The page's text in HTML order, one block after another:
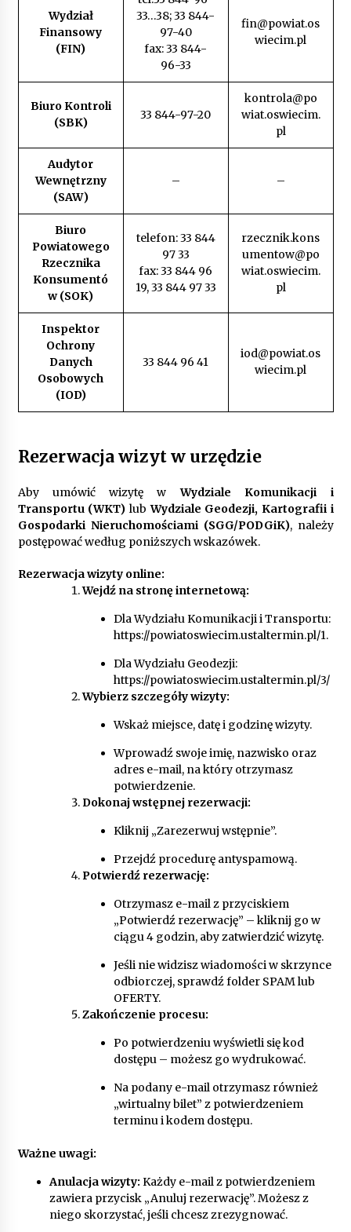
Wydział
Finansowy
(FIN)
33…38; 33 844-
97-40
fax: 33 844-
96-33
fin@powiat.os
wiecim.pl
Biuro Kontroli
(SBK)
33 844-97-20
kontrola@po
wiat.oswiecim.
pl
Audytor
Wewnętrzny
(SAW)
– –
Biuro
Powiatowego
Rzecznika
Konsumentó
w (SOK)
telefon: 33 844
97 33
fax: 33 844 96
19, 33 844 97 33
rzecznik.kons
umentow@po
wiat.oswiecim.
pl
Inspektor
Ochrony
Danych
Osobowych
(IOD)
33 844 96 41
iod@powiat.os
wiecim.pl
Rezerwacja wizyt w urzędzie
Aby umówić wizytę wWydziale Komunikacji i
Transportu (WKT) lubWydziale Geodezji, Kartografii i
Gospodarki Nieruchomościami (SGG/PODGiK), należy
postępować według poniższych wskazówek.
Rezerwacja wizyty online:
Wejdź na stronę internetową:
Dla Wydziału Komunikacji i Transportu:
https://powiatoswiecim.ustaltermin.pl/1.
Dla Wydziału Geodezji:
https://powiatoswiecim.ustaltermin.pl/3/
Wybierz szczegóły wizyty:
Wskaż miejsce, datę i godzinę wizyty.
Wprowadź swoje imię, nazwisko oraz
adres e-mail, na który otrzymasz
potwierdzenie.
Dokonaj wstępnej rezerwacji:
Kliknij „Zarezerwuj wstępnie”.
Przejdź procedurę antyspamową.
Potwierdź rezerwację:
Otrzymasz e-mail z przyciskiem
„Potwierdź rezerwację” – kliknij go w
ciągu 4 godzin, aby zatwierdzić wizytę.
Jeśli nie widzisz wiadomości w skrzynce
odbiorczej, sprawdź folder SPAM lub
OFERTY.
Zakończenie procesu:
Po potwierdzeniu wyświetli się kod
dostępu – możesz go wydrukować.
Na podany e-mail otrzymasz również
„wirtualny bilet” z potwierdzeniem
terminu i kodem dostępu.
Ważne uwagi:
Anulacja wizyty: Każdy e-mail z potwierdzeniem
zawiera przycisk „Anuluj rezerwację”. Możesz z
niego skorzystać, jeśli chcesz zrezygnować.